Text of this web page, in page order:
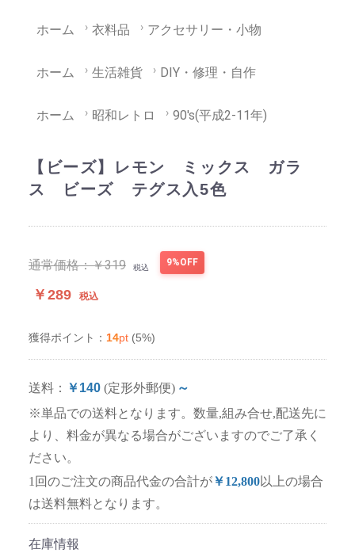
ホーム 衣料品 アクセサリー・小物
ホーム 生活雑貨 DIY・修理・自作
ホーム 昭和レトロ 90's(平成2-11年)
【ビーズ】レモン ミックス ガラ
ス ビーズ テグス入5色
通常価格：￥319 税込 9%OFF
￥289 税込
獲得ポイント： 14pt (5%)
送料： ￥140 (定形外郵便) ～
※単品での送料となります。数量,組み合せ,配送先に
より、料金が異なる場合がございますのでご了承く
ださい。
1回のご注文の商品代金の合計が￥12,800以上の場合
は送料無料となります。
在庫情報